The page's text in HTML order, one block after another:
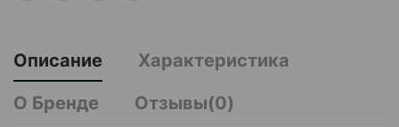
Описание
Характеристика
О Бренде
Отзывы(0)